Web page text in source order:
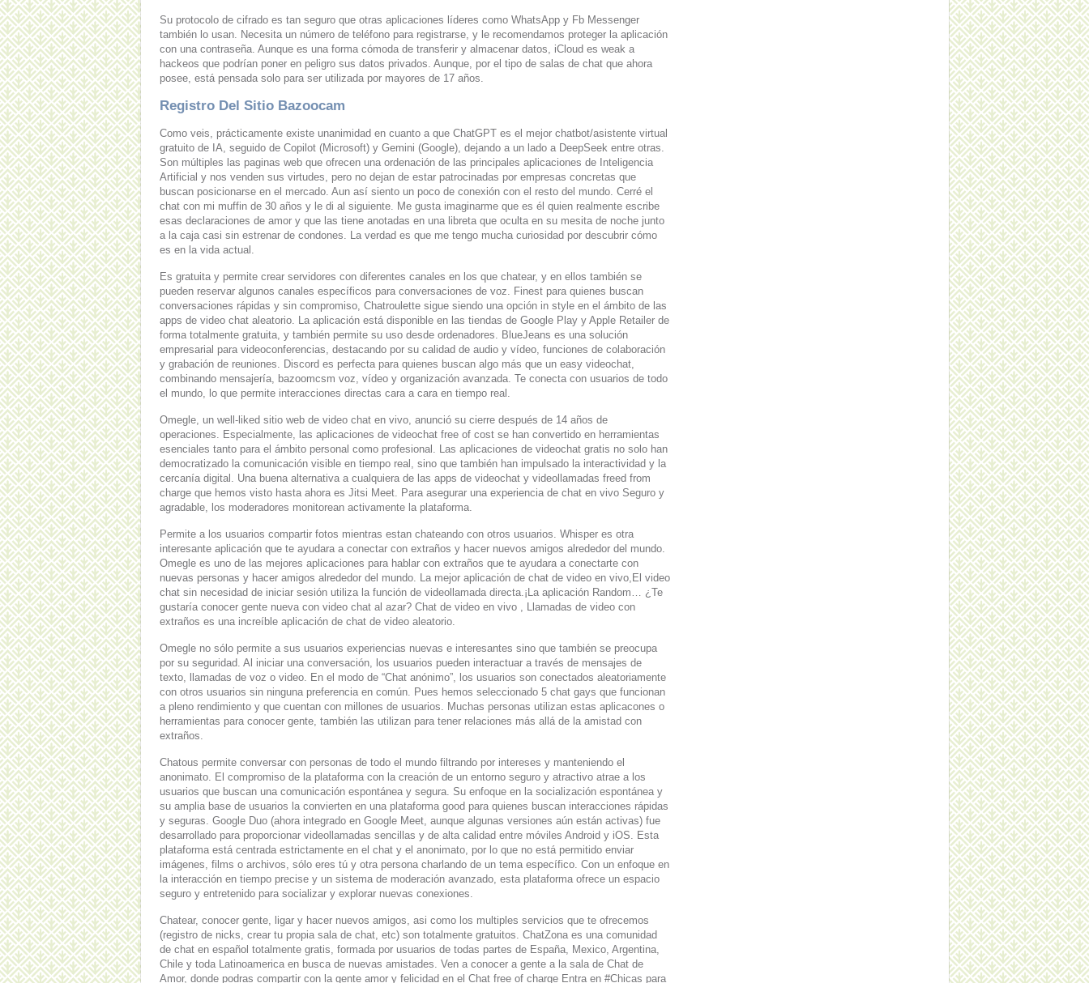
Su protocolo de cifrado es tan seguro que otras aplicaciones líderes como WhatsApp y Fb Messenger
también lo usan. Necesita un número de teléfono para registrarse, y le recomendamos proteger la aplicación
con una contraseña. Aunque es una forma cómoda de transferir y almacenar datos, iCloud es weak a
hackeos que podrían poner en peligro sus datos privados. Aunque, por el tipo de salas de chat que ahora
posee, está pensada solo para ser utilizada por mayores de 17 años.
Registro Del Sitio Bazoocam
Como veis, prácticamente existe unanimidad en cuanto a que ChatGPT es el mejor chatbot/asistente virtual
gratuito de IA, seguido de Copilot (Microsoft) y Gemini (Google), dejando a un lado a DeepSeek entre otras.
Son múltiples las paginas web que ofrecen una ordenación de las principales aplicaciones de Inteligencia
Artificial y nos venden sus virtudes, pero no dejan de estar patrocinadas por empresas concretas que
buscan posicionarse en el mercado. Aun así siento un poco de conexión con el resto del mundo. Cerré el
chat con mi muffin de 30 años y le di al siguiente. Me gusta imaginarme que es él quien realmente escribe
esas declaraciones de amor y que las tiene anotadas en una libreta que oculta en su mesita de noche junto
a la caja casi sin estrenar de condones. La verdad es que me tengo mucha curiosidad por descubrir cómo
es en la vida actual.
Es gratuita y permite crear servidores con diferentes canales en los que chatear, y en ellos también se
pueden reservar algunos canales específicos para conversaciones de voz. Finest para quienes buscan
conversaciones rápidas y sin compromiso, Chatroulette sigue siendo una opción in style en el ámbito de las
apps de video chat aleatorio. La aplicación está disponible en las tiendas de Google Play y Apple Retailer de
forma totalmente gratuita, y también permite su uso desde ordenadores. BlueJeans es una solución
empresarial para videoconferencias, destacando por su calidad de audio y vídeo, funciones de colaboración
y grabación de reuniones. Discord es perfecta para quienes buscan algo más que un easy videochat,
combinando mensajería, bazoomcsm voz, vídeo y organización avanzada. Te conecta con usuarios de todo
el mundo, lo que permite interacciones directas cara a cara en tiempo real.
Omegle, un well-liked sitio web de video chat en vivo, anunció su cierre después de 14 años de
operaciones. Especialmente, las aplicaciones de videochat free of cost se han convertido en herramientas
esenciales tanto para el ámbito personal como profesional. Las aplicaciones de videochat gratis no solo han
democratizado la comunicación visible en tiempo real, sino que también han impulsado la interactividad y la
cercanía digital. Una buena alternativa a cualquiera de las apps de videochat y videollamadas freed from
charge que hemos visto hasta ahora es Jitsi Meet. Para asegurar una experiencia de chat en vivo Seguro y
agradable, los moderadores monitorean activamente la plataforma.
Permite a los usuarios compartir fotos mientras estan chateando con otros usuarios. Whisper es otra
interesante aplicación que te ayudara a conectar con extraños y hacer nuevos amigos alrededor del mundo.
Omegle es uno de las mejores aplicaciones para hablar con extraños que te ayudara a conectarte con
nuevas personas y hacer amigos alrededor del mundo. La mejor aplicación de chat de video en vivo,El video
chat sin necesidad de iniciar sesión utiliza la función de videollamada directa.¡La aplicación Random… ¿Te
gustaría conocer gente nueva con video chat al azar? Chat de video en vivo , Llamadas de video con
extraños es una increíble aplicación de chat de video aleatorio.
Omegle no sólo permite a sus usuarios experiencias nuevas e interesantes sino que también se preocupa
por su seguridad. Al iniciar una conversación, los usuarios pueden interactuar a través de mensajes de
texto, llamadas de voz o video. En el modo de “Chat anónimo”, los usuarios son conectados aleatoriamente
con otros usuarios sin ninguna preferencia en común. Pues hemos seleccionado 5 chat gays que funcionan
a pleno rendimiento y que cuentan con millones de usuarios. Muchas personas utilizan estas aplicacones o
herramientas para conocer gente, también las utilizan para tener relaciones más allá de la amistad con
extraños.
Chatous permite conversar con personas de todo el mundo filtrando por intereses y manteniendo el
anonimato. El compromiso de la plataforma con la creación de un entorno seguro y atractivo atrae a los
usuarios que buscan una comunicación espontánea y segura. Su enfoque en la socialización espontánea y
su amplia base de usuarios la convierten en una plataforma good para quienes buscan interacciones rápidas
y seguras. Google Duo (ahora integrado en Google Meet, aunque algunas versiones aún están activas) fue
desarrollado para proporcionar videollamadas sencillas y de alta calidad entre móviles Android y iOS. Esta
plataforma está centrada estrictamente en el chat y el anonimato, por lo que no está permitido enviar
imágenes, films o archivos, sólo eres tú y otra persona charlando de un tema específico. Con un enfoque en
la interacción en tiempo precise y un sistema de moderación avanzado, esta plataforma ofrece un espacio
seguro y entretenido para socializar y explorar nuevas conexiones.
Chatear, conocer gente, ligar y hacer nuevos amigos, asi como los multiples servicios que te ofrecemos
(registro de nicks, crear tu propia sala de chat, etc) son totalmente gratuitos. ChatZona es una comunidad
de chat en español totalmente gratis, formada por usuarios de todas partes de España, Mexico, Argentina,
Chile y toda Latinoamerica en busca de nuevas amistades. Ven a conocer a gente a la sala de Chat de
Amor, donde podras compartir con la gente amor y felicidad en el Chat free of charge Entra en #Chicas para